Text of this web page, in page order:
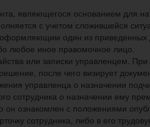
являющегося основанием для
с учетом сложившейся
один из приведенных
любое иное правомочное лицо.
или записки управленцем.
после чего визирует
управленца о назначении
сотрудника о назначении ему
ознакомлен с положениями
сотрудника, либо в его